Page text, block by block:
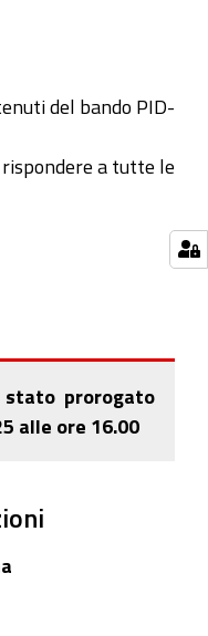
del bando PID-
a tutte le
stato prorogato
alle ore 16.00